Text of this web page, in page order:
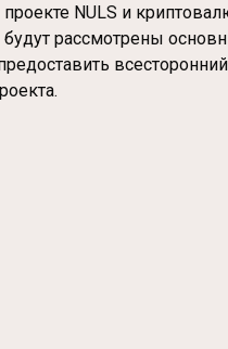
NULS и
рассмотрены